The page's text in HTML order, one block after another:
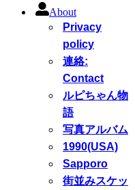
About
Privacy
policy
連絡:
Contact
ルピちゃん物
語
写真アルバム
1990(USA)
Sapporo
街並みスケッ